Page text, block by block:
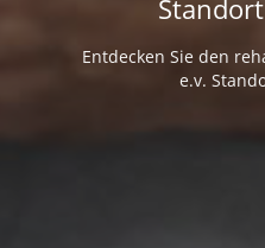
Entdecken Sie den
e.v.